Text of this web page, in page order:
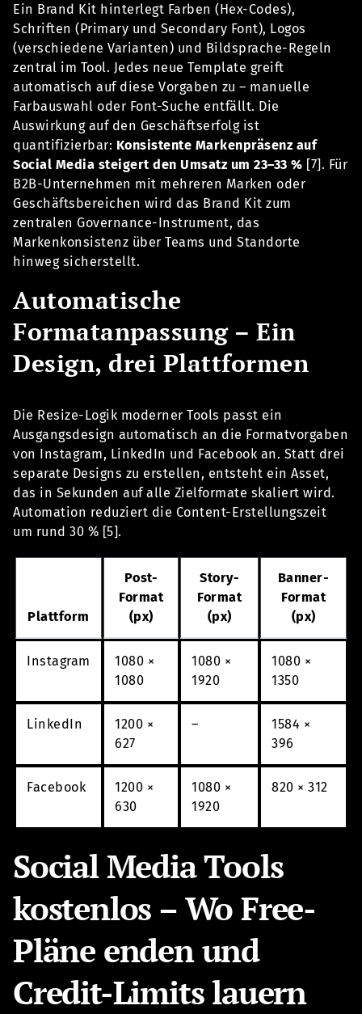
Ein Brand Kit hinterlegt Farben (Hex-Codes),
Schriften (Primary und Secondary Font), Logos
(verschiedene Varianten) und Bildsprache-Regeln
zentral im Tool. Jedes neue Template greift
automatisch auf diese Vorgaben zu – manuelle
Farbauswahl oder Font-Suche entfällt. Die
Auswirkung auf den Geschäftserfolg ist
quantifizierbar: Konsistente Markenpräsenz auf
Social Media steigert den Umsatz um 23–33 % [7]. Für
B2B-Unternehmen mit mehreren Marken oder
Geschäftsbereichen wird das Brand Kit zum
zentralen Governance-Instrument, das
Markenkonsistenz über Teams und Standorte
hinweg sicherstellt.
Automatische
Formatanpassung – Ein
Design, drei Plattformen
Die Resize-Logik moderner Tools passt ein
Ausgangsdesign automatisch an die Formatvorgaben
von Instagram, LinkedIn und Facebook an. Statt drei
separate Designs zu erstellen, entsteht ein Asset,
das in Sekunden auf alle Zielformate skaliert wird.
Automation reduziert die Content-Erstellungszeit
um rund 30 % [5].
Plattform
Post-
Format
(px)
Story-
Format
(px)
Banner-
Format
(px)
Instagram
1080 ×
1080
1080 ×
1920
1080 ×
1350
LinkedIn
1200 ×
627
–
1584 ×
396
Facebook
1200 ×
630
1080 ×
1920
820 × 312
Social Media Tools
kostenlos – Wo Free-
Pläne enden und
Credit-Limits lauern